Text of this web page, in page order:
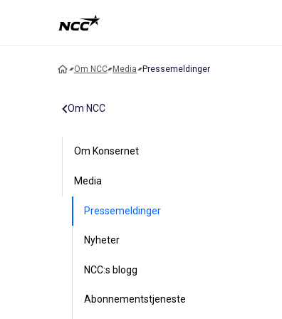
Om NCC Media Pressemeldinger
Om NCC
Om Konsernet
Media
Pressemeldinger
Nyheter
NCC:s blogg
Abonnementstjeneste